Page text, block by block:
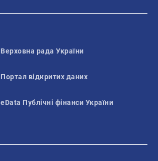
Верховна рада України
Портал відкритих даних
eData Публічні фінанси України